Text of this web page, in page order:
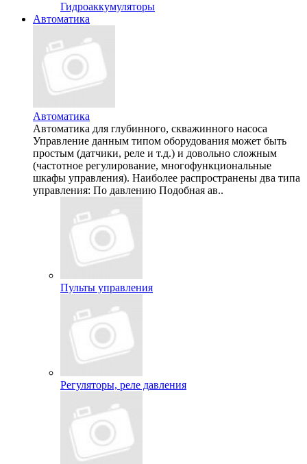
Гидроаккумуляторы
Автоматика
Автоматика
Автоматика для глубинного, скважинного насоса
Управление данным типом оборудования может быть
простым (датчики, реле и т.д.) и довольно сложным
(частотное регулирование, многофункциональные
шкафы управления). Наиболее распространены два типа
управления: По давлению Подобная ав..
Пульты управления
Регуляторы, реле давления